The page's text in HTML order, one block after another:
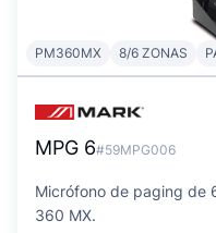
PM360MX 8/6 ZONAS
MPG 6#59MPG006
Micrófono de paging de
360 MX.